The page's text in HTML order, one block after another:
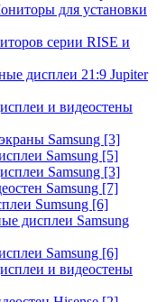
для установки
серии RISE и
дисплеи 21:9 Jupiter
и видеостены
Samsung [3]
Samsung [5]
Samsung [3]
Samsung [7]
Sumsung [6]
дисплеи Samsung
Samsung [6]
и видеостены